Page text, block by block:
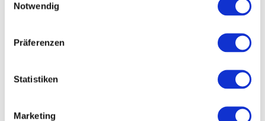
Notwendig
Präferenzen
Statistiken
Marketing
Die Broschüre steht nun zum Download zur Verfügung.